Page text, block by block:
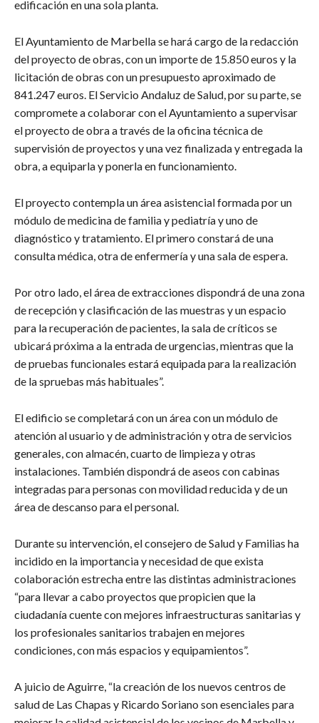
edificación en una sola planta.
El Ayuntamiento de Marbella se hará cargo de la redacción
del proyecto de obras, con un importe de 15.850 euros y la
licitación de obras con un presupuesto aproximado de
841.247 euros. El Servicio Andaluz de Salud, por su parte, se
compromete a colaborar con el Ayuntamiento a supervisar
el proyecto de obra a través de la oficina técnica de
supervisión de proyectos y una vez finalizada y entregada la
obra, a equiparla y ponerla en funcionamiento.
El proyecto contempla un área asistencial formada por un
módulo de medicina de familia y pediatría y uno de
diagnóstico y tratamiento. El primero constará de una
consulta médica, otra de enfermería y una sala de espera.
Por otro lado, el área de extracciones dispondrá de una zona
de recepción y clasificación de las muestras y un espacio
para la recuperación de pacientes, la sala de críticos se
ubicará próxima a la entrada de urgencias, mientras que la
de pruebas funcionales estará equipada para la realización
de la spruebas más habituales”.
El edificio se completará con un área con un módulo de
atención al usuario y de administración y otra de servicios
generales, con almacén, cuarto de limpieza y otras
instalaciones. También dispondrá de aseos con cabinas
integradas para personas con movilidad reducida y de un
área de descanso para el personal.
Durante su intervención, el consejero de Salud y Familias ha
incidido en la importancia y necesidad de que exista
colaboración estrecha entre las distintas administraciones
“para llevar a cabo proyectos que propicien que la
ciudadanía cuente con mejores infraestructuras sanitarias y
los profesionales sanitarios trabajen en mejores
condiciones, con más espacios y equipamientos”.
A juicio de Aguirre, “la creación de los nuevos centros de
salud de Las Chapas y Ricardo Soriano son esenciales para